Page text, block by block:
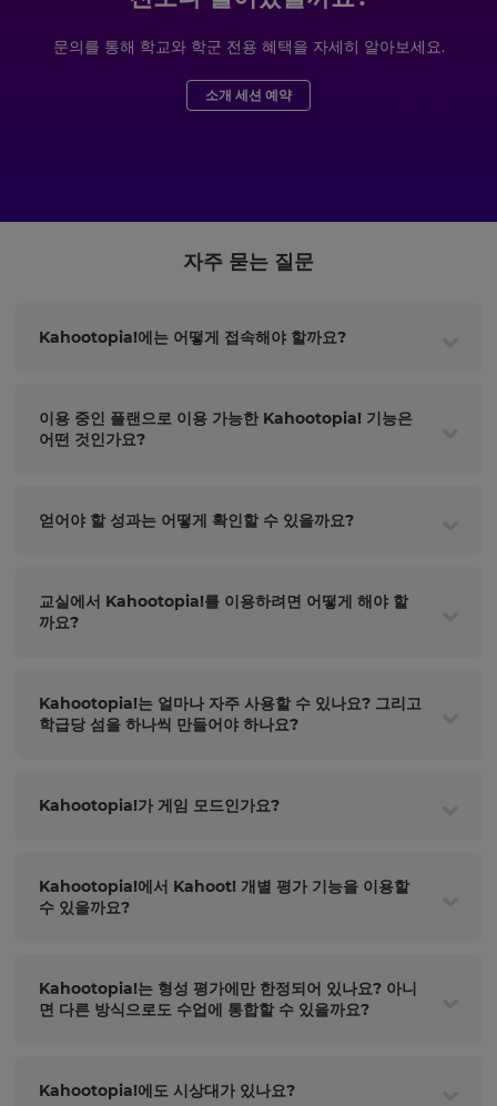
문의를 통해 학교와 학군 전용 혜택을 자세히 알아보세요.
소개 세션 예약
자주 묻는 질문
Kahootopia!에는 어떻게 접속해야 할까요?
이용 중인 플랜으로 이용 가능한 Kahootopia! 기능은
어떤 것인가요?
얻어야 할 성과는 어떻게 확인할 수 있을까요?
교실에서 Kahootopia!를 이용하려면 어떻게 해야 할
까요?
Kahootopia!는 얼마나 자주 사용할 수 있나요? 그리고
학급당 섬을 하나씩 만들어야 하나요?
Kahootopia!가 게임 모드인가요?
Kahootopia!에서 Kahoot! 개별 평가 기능을 이용할
수 있을까요?
Kahootopia!는 형성 평가에만 한정되어 있나요? 아니
면 다른 방식으로도 수업에 통합할 수 있을까요?
Kahootopia!에도 시상대가 있나요?